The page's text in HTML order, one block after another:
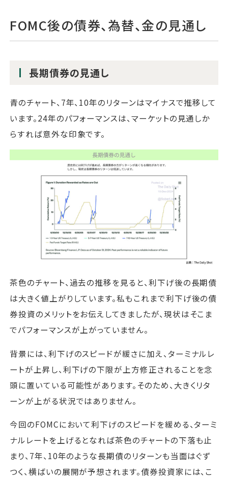
FOMC後の債券、為替、金の見通し
長期債券の見通し
青のチャート、7年、10年のリターンはマイナスで推移して
います。24年のパフォーマンスは、マーケットの見通しか
らすれば意外な印象です。
茶色のチャート、過去の推移を見ると、利下げ後の長期債
は大きく値上がりしています。私もこれまで利下げ後の債
券投資のメリットをお伝えしてきましたが、現状はそこま
でパフォーマンスが上がっていません。
背景には、利下げのスピードが緩さに加え、ターミナルレ
ートが上昇し、利下げの下限が上方修正されることを念
頭に置いている可能性があります。そのため、大きくリタ
ーンが上がる状況ではありません。
今回のFOMCにおいて利下げのスピードを緩める、ターミ
ナルレートを上げるとなれば茶色のチャートの下落も止
まり、7年、10年のような長期債のリターンも当面はぐず
つく、横ばいの展開が予想されます。債券投資家には、こ